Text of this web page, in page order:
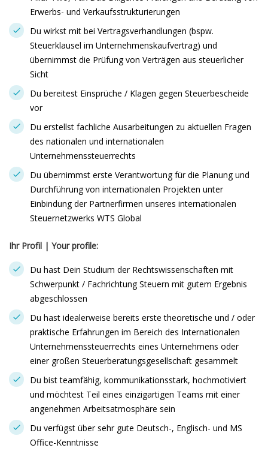
Erwerbs- und Verkaufsstrukturierungen
Du wirkst mit bei Vertragsverhandlungen (bspw.
Steuerklausel im Unternehmenskaufvertrag) und
übernimmst die Prüfung von Verträgen aus steuerlicher
Sicht
Du bereitest Einsprüche / Klagen gegen Steuerbescheide
vor
Du erstellst fachliche Ausarbeitungen zu aktuellen Fragen
des nationalen und internationalen
Unternehmenssteuerrechts
Du übernimmst erste Verantwortung für die Planung und
Durchführung von internationalen Projekten unter
Einbindung der Partnerfirmen unseres internationalen
Steuernetzwerks WTS Global
Ihr Profil | Your profile:
Du hast Dein Studium der Rechtswissenschaften mit
Schwerpunkt / Fachrichtung Steuern mit gutem Ergebnis
abgeschlossen
Du hast idealerweise bereits erste theoretische und / oder
praktische Erfahrungen im Bereich des Internationalen
Unternehmenssteuerrechts eines Unternehmens oder
einer großen Steuerberatungsgesellschaft gesammelt
Du bist teamfähig, kommunikationsstark, hochmotiviert
und möchtest Teil eines einzigartigen Teams mit einer
angenehmen Arbeitsatmosphäre sein
Du verfügst über sehr gute Deutsch-, Englisch- und MS
Office-Kenntnisse